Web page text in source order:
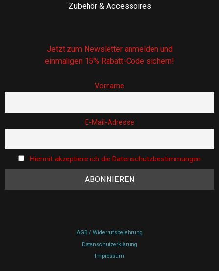
Zubehör & Accessoires
Jetzt zum Newsletter anmelden und
einmaligen 15% Rabatt-Code sichern!
Vorname
E-Mail-Adresse
Hiermit akzeptiere ich die Datenschutzbestimmungen
AGB / Widerrufsbelehrung
Datenschutzerklärung
Impressum